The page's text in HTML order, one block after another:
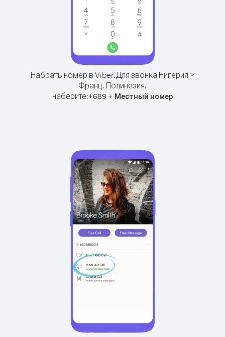
Набрать номер в Viber.Для звонка Нигерия >
Франц. Полинезия,
наберите:+689 + Местный номер